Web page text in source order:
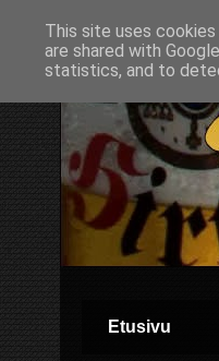
Etusivu
This site uses
are shared with
statistics, and to